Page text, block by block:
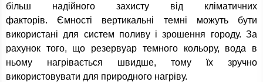
більш надійного захисту від кліматичних
факторів. Ємності вертикальні темні можуть бути
використані для систем поливу і зрошення городу. За
рахунок того, що резервуар темного кольору, вода в
ньому нагрівається швидше, тому їх зручно
використовувати для природного нагріву.